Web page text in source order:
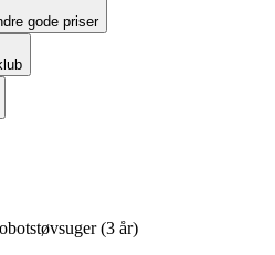
gode priser
(3 år)